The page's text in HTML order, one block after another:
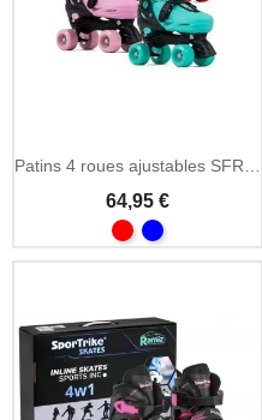
64,95 €